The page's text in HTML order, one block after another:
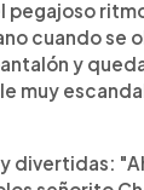
pegajoso
cuando se
y
muy
divertidas: